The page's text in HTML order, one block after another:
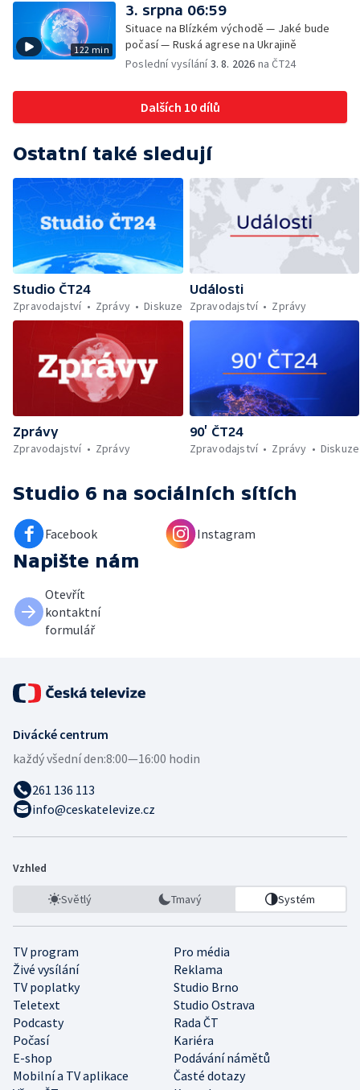
122 min
3. srpna 06:59
Situace na Blízkém východě — Jaké bude
počasí — Ruská agrese na Ukrajině
Poslední vysílání3. 8. 2026 na ČT24
Dalších 10 dílů
Ostatní také sledují
Studio ČT24
Zpravodajství
Zprávy Diskuze
Události
Zpravodajství
Zprávy
Zprávy
Zpravodajství
Zprávy
90’ ČT24
Zpravodajství
Zprávy Diskuze
Studio 6 na sociálních sítích
Facebook Instagram
Napište nám
Otevřít
kontaktní
formulář
Divácké centrum
každý všední den:8:00—16:00 hodin
261 136 113
info@ceskatelevize.cz
Vzhled
Světlý Tmavý Systém
TV program
Pro média
Živé vysílání
Reklama
TV poplatky
Studio Brno
Teletext
Studio Ostrava
Podcasty
Rada ČT
Počasí
Kariéra
E-shop
Podávání námětů
Mobilní a TV aplikace
Časté dotazy